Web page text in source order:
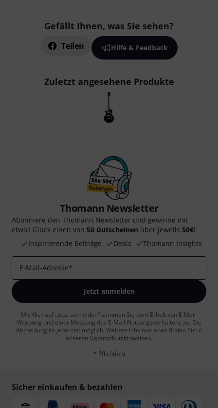
Gefällt Ihnen, was Sie sehen?
Teilen Hilfe & Feedback
Zuletzt angesehene Produkte
Thomann Newsletter
Abonniere den Thomann Newsletter und gewinne mit
etwas Glück einen von 50 Gutscheinen über jeweils 50€!
Inspirierende Beiträge
Deals Thomann Insights
E-Mail-Adresse*
Jetzt anmelden
Mit Klick auf „Jetzt anmelden“ stimmen Sie dem Erhalt von E-Mail-
Werbung und einer Messung des E-Mail-Nutzungsverhaltens zu. Die
Abmeldung ist jederzeit möglich. Weitere Informationen finden Sie in
unseren Datenschutzhinweisen.
* Pflichtfeld
Sicher einkaufen & bezahlen